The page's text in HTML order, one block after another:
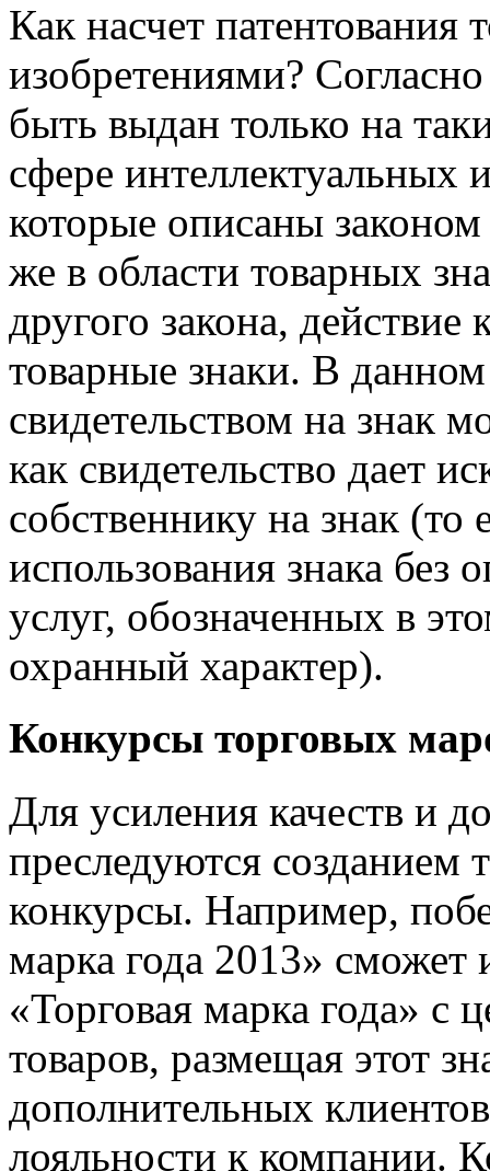
Как насчет патентования
изобретениями?
быть выдан только на
сфере
которые описаны
же в области товарных
другого закона, действие
товарные знаки. В
свидетельством на знак
как свидетельство дает
собственнику на знак (то
использования знака без
услуг, обозначенных в
охранный характер).
Конкурсы торговых
Для усиления качеств и
преследуются созданием
конкурсы. Например,
марка года 2013» сможет
«Торговая марка года» с
товаров, размещая этот
дополнительных
лояльности к компании.